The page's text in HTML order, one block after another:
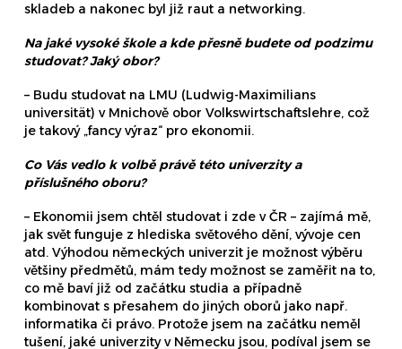
skladeb a nakonec byl již raut a networking.
Na jaké vysoké škole a kde přesně budete od podzimu
studovat? Jaký obor?
– Budu studovat na LMU (Ludwig-Maximilians
universität) v Mnichově obor Volkswirtschaftslehre, což
je takový „fancy výraz“ pro ekonomii.
Co Vás vedlo k volbě právě této univerzity a
příslušného oboru?
– Ekonomii jsem chtěl studovat i zde v ČR – zajímá mě,
jak svět funguje z hlediska světového dění, vývoje cen
atd. Výhodou německých univerzit je možnost výběru
většiny předmětů, mám tedy možnost se zaměřit na to,
co mě baví již od začátku studia a případně
kombinovat s přesahem do jiných oborů jako např.
informatika či právo. Protože jsem na začátku neměl
tušení, jaké univerzity v Německu jsou, podíval jsem se